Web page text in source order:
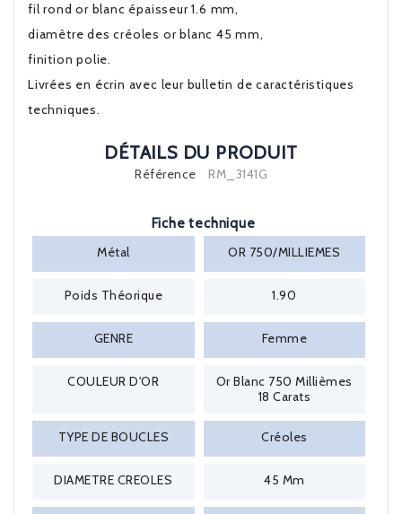
fil rond or blanc épaisseur 1.6 mm,
diamètre des créoles or blanc 45 mm,
finition polie.
Livrées en écrin avec leur bulletin de caractéristiques
techniques.
DÉTAILS DU PRODUIT
Référence RM_3141G
Fiche technique
Métal
OR 750/MILLIEMES
Poids Théorique 1.90
GENRE Femme
COULEUR D'OR
Or Blanc 750 Millièmes
18 Carats
TYPE DE BOUCLES Créoles
DIAMETRE CREOLES 45 Mm